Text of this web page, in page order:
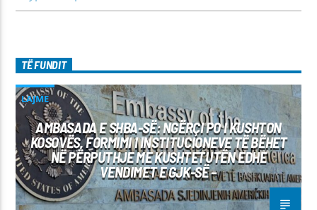
TË FUNDIT
LAJME
AMBASADA E SHBA-SË: NGËRÇI PO I KUSHTON
KOSOVËS, FORMIMI I INSTITUCIONEVE TË BËHET
NË PËRPUTHJE ME KUSHTETUTËN EDHE
VENDIMET E GJK-SË –